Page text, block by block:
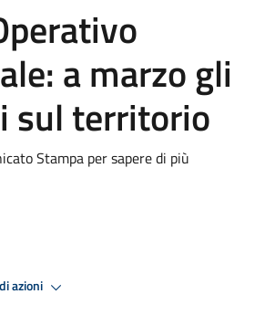
a marzo gli
sul territorio
Stampa per sapere di più
azioni